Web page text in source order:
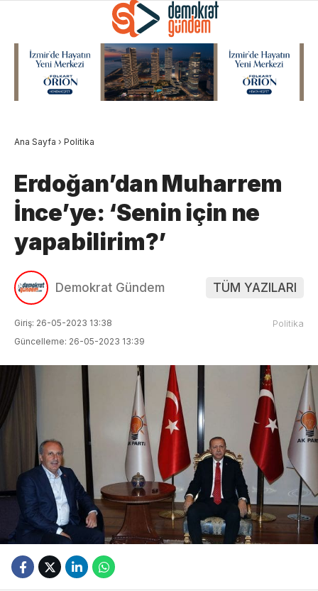
Ana Sayfa › Politika
Erdoğan’dan Muharrem
İnce’ye: ‘Senin için ne
yapabilirim?’
Demokrat Gündem TÜM YAZILARI
Giriş: 26-05-2023 13:38
Güncelleme: 26-05-2023 13:39
Politika